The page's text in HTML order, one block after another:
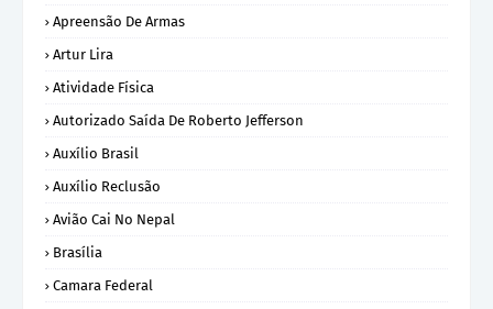
Apreensão De Armas
Artur Lira
Atividade Física
Autorizado Saída De Roberto Jefferson
Auxílio Brasil
Auxílio Reclusão
Avião Cai No Nepal
Brasília
Camara Federal